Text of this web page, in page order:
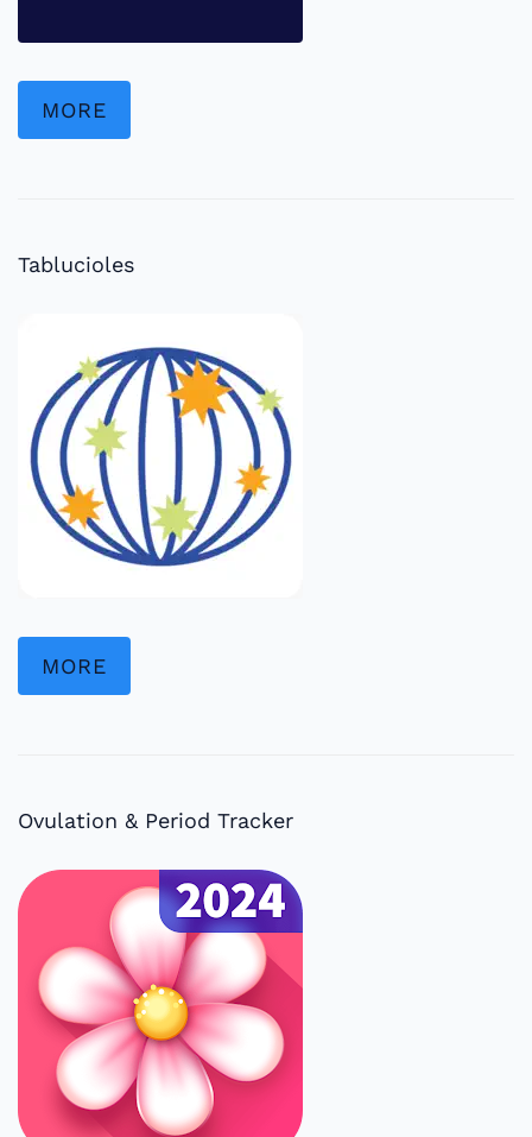
MORE
Tablucioles
MORE
Ovulation & Period Tracker